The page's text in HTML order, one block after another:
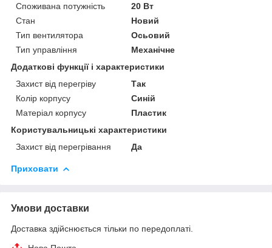
Споживана потужність
20 Вт
Стан
Новий
Тип вентилятора
Осьовий
Тип управління
Механічне
Додаткові функції і характеристики
Захист від перегріву
Так
Колір корпусу
Синій
Матеріал корпусу
Пластик
Користувальницькі характеристики
Захист від перегрівання
Да
Приховати
Умови доставки
Доставка здійснюється тільки по передоплаті.